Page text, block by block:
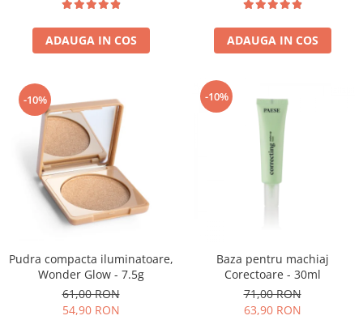
ADAUGA IN COS ADAUGA IN COS
-10%
Pudra compacta iluminatoare,
Wonder Glow - 7.5g
61,00 RON
54,90 RON
-10%
Baza pentru machiaj
Corectoare - 30ml
71,00 RON
63,90 RON